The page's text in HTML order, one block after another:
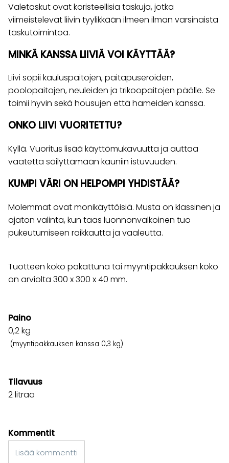
Valetaskut ovat koristeellisia taskuja, jotka
viimeistelevät liivin tyylikkään ilmeen ilman varsinaista
taskutoimintoa.
MINKÄ KANSSA LIIVIÄ VOI KÄYTTÄÄ?
Liivi sopii kauluspaitojen, paitapuseroiden,
poolopaitojen, neuleiden ja trikoopaitojen päälle. Se
toimii hyvin sekä housujen että hameiden kanssa.
ONKO LIIVI VUORITETTU?
Kyllä. Vuoritus lisää käyttömukavuutta ja auttaa
vaatetta säilyttämään kauniin istuvuuden.
KUMPI VÄRI ON HELPOMPI YHDISTÄÄ?
Molemmat ovat monikäyttöisiä. Musta on klassinen ja
ajaton valinta, kun taas luonnonvalkoinen tuo
pukeutumiseen raikkautta ja vaaleutta.
Tuotteen koko pakattuna tai myyntipakkauksen koko
on arviolta 300 x 300 x 40 mm.
Paino
0,2kg
(myyntipakkauksen kanssa 0,3 kg)
Tilavuus
2 litraa
Kommentit
Lisää kommentti